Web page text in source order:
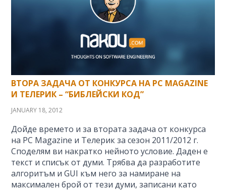
ВТОРА ЗАДАЧА ОТ КОНКУРСА НА PC MAGAZINE
И ТЕЛЕРИК – “БИБЛЕЙСКИ КОД”
JANUARY 18, 2012
Дойде времето и за втората задача от конкурса
на PC Magazine и Телерик за сезон 2011/2012 г.
Споделям ви накратко нейното условие. Даден е
текст и списък от думи. Трябва да разработите
алгоритъм и GUI към него за намиране на
максимален брой от тези думи, записани като